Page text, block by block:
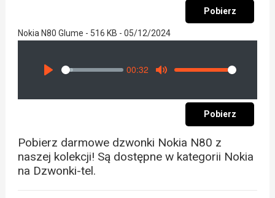
Pobierz
Nokia N80 Glume - 516 KB - 05/12/2024
Seek
00:32
Volume
Pobierz
Pobierz darmowe dzwonki Nokia N80 z
naszej kolekcji! Są dostępne w kategorii Nokia
na Dzwonki-tel.